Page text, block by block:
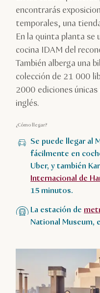
encontrarás
temporales, una
En la quinta planta se
cocina IDAM del
También alberga una
colección de 21 000
2000 ediciones
inglés.
¿Cómo llegar?
Se puede llegar al
fácilmente en
Uber, y también
Internacional de
15 minutos.
La estación de
National Museum,